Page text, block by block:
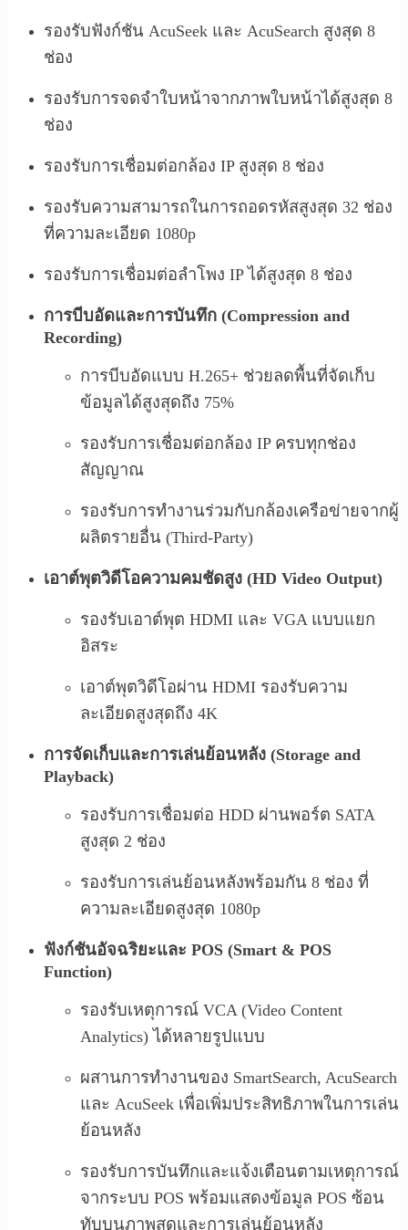
รองรับฟังก์ชัน AcuSeek และ AcuSearch สูงสุด 8
ช่อง
รองรับการจดจำใบหน้าจากภาพใบหน้าได้สูงสุด 8
ช่อง
รองรับการเชื่อมต่อกล้อง IP สูงสุด 8 ช่อง
รองรับความสามารถในการถอดรหัสสูงสุด 32 ช่อง
ที่ความละเอียด 1080p
รองรับการเชื่อมต่อลำโพง IP ได้สูงสุด 8 ช่อง
การบีบอัดและการบันทึก (Compression and
Recording)
การบีบอัดแบบ H.265+ ช่วยลดพื้นที่จัดเก็บ
ข้อมูลได้สูงสุดถึง 75%
รองรับการเชื่อมต่อกล้อง IP ครบทุกช่อง
สัญญาณ
รองรับการทำงานร่วมกับกล้องเครือข่ายจากผู้
ผลิตรายอื่น (Third-Party)
เอาต์พุตวิดีโอความคมชัดสูง (HD Video Output)
รองรับเอาต์พุต HDMI และ VGA แบบแยก
อิสระ
เอาต์พุตวิดีโอผ่าน HDMI รองรับความ
ละเอียดสูงสุดถึง 4K
การจัดเก็บและการเล่นย้อนหลัง (Storage and
Playback)
รองรับการเชื่อมต่อ HDD ผ่านพอร์ต SATA
สูงสุด 2 ช่อง
รองรับการเล่นย้อนหลังพร้อมกัน 8 ช่อง ที่
ความละเอียดสูงสุด 1080p
ฟังก์ชันอัจฉริยะและ POS (Smart & POS
Function)
รองรับเหตุการณ์ VCA (Video Content
Analytics) ได้หลายรูปแบบ
ผสานการทำงานของ SmartSearch, AcuSearch
และ AcuSeek เพื่อเพิ่มประสิทธิภาพในการเล่น
ย้อนหลัง
รองรับการบันทึกและแจ้งเตือนตามเหตุการณ์
จากระบบ POS พร้อมแสดงข้อมูล POS ซ้อน
ทับบนภาพสดและการเล่นย้อนหลัง